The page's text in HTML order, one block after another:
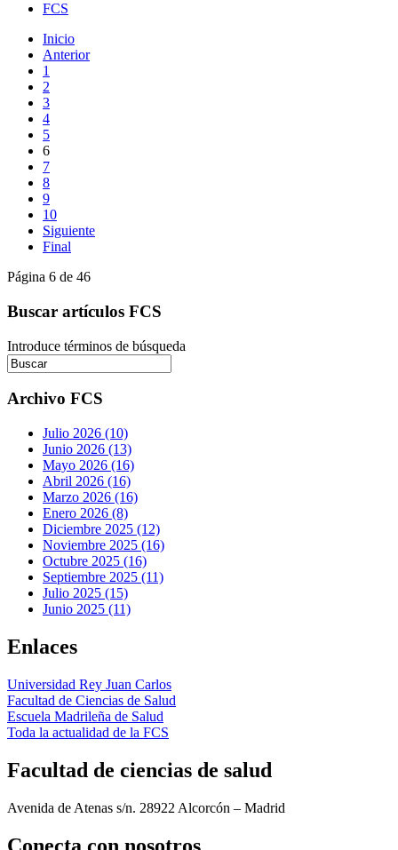
FCS
Inicio
Anterior
1
2
3
4
5
6
7
8
9
10
Siguiente
Final
Página 6 de 46
Buscar artículos FCS
Introduce términos de búsqueda
Archivo FCS
Julio 2026 (10)
Junio 2026 (13)
Mayo 2026 (16)
Abril 2026 (16)
Marzo 2026 (16)
Enero 2026 (8)
Diciembre 2025 (12)
Noviembre 2025 (16)
Octubre 2025 (16)
Septiembre 2025 (11)
Julio 2025 (15)
Junio 2025 (11)
Enlaces
Universidad Rey Juan Carlos
Facultad de Ciencias de Salud
Escuela Madrileña de Salud
Toda la actualidad de la FCS
Facultad de ciencias de salud
Avenida de Atenas s/n. 28922 Alcorcón – Madrid
Conecta con nosotros